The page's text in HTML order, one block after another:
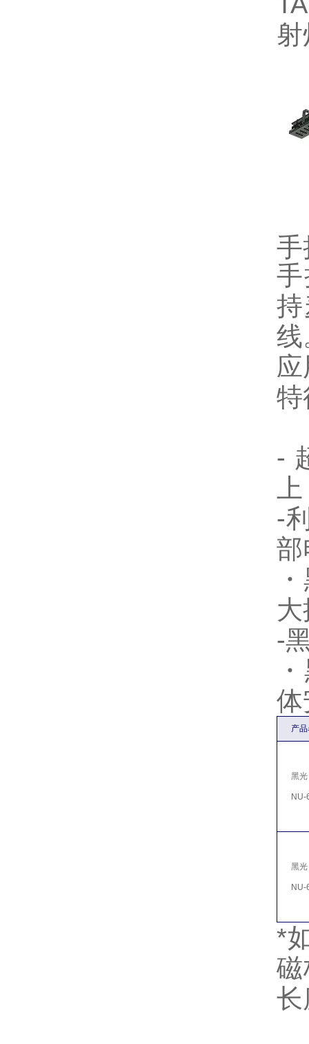
手
线
特
-
-
部
-
体
产
黑光
NU-
黑光
NU-
*
长